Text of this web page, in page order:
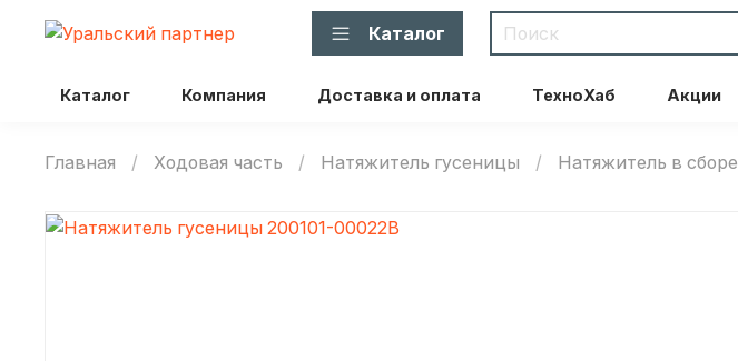
Каталог Компания Доставка и оплата ТехноХаб Акции
Каталог
Главная Ходовая часть Натяжитель гусеницы Натяжитель в сборе